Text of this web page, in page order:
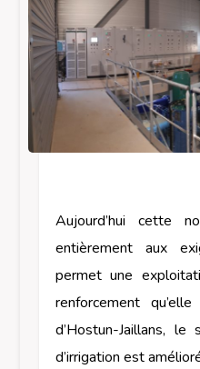
Aujourd’hui cette
entièrement aux
permet une
renforcement
d’Hostun-Jaillans, le
d’irrigation est